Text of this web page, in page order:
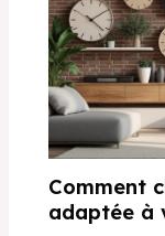
Comment
adaptée à